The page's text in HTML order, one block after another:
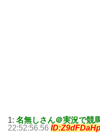
1: 名無しさん＠実況で競
22:52:56.56